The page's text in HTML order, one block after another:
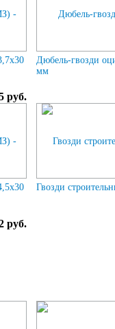
руб.
Дюбель-гвозди
мм
руб.
Гвозди